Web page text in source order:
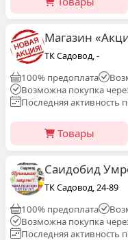
ТК Садовод, -
100% предоплата
Возможна покупка
Последняя активность
Товары
Саидобид
ТК Садовод, 24-89
100% предоплата
Возможна покупка
Последняя активность